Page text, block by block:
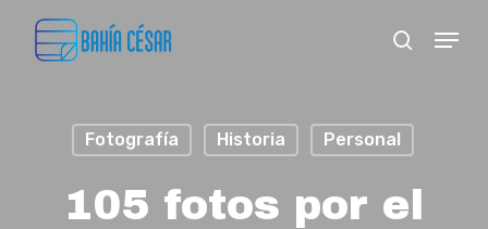
search
Menu
Fotografía Historia Personal
105 fotos por el